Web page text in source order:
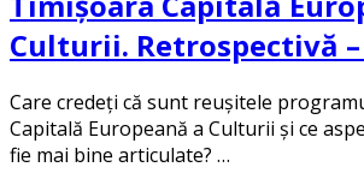
Culturii. Retrospectivă
Care credeți că sunt reușitele
Capitală Europeană a Culturii și ce
fie mai bine articulate? …